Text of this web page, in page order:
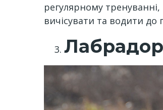
регулярному
вичісувати та водити до
Лабрадор